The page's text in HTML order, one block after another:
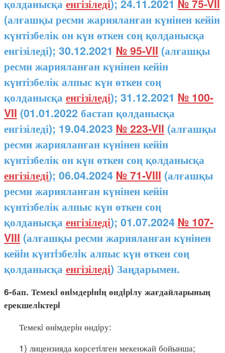
қолданысқа енгізіледі); 24.11.2021 № 75-VII
(алғашқы ресми жарияланған күнінен кейін
күнтізбелік он күн өткен соң қолданысқа
енгізіледі); 30.12.2021 № 95-VII (алғашқы
ресми жарияланған күнінен кейін
күнтізбелік алпыс күн өткен соң
қолданысқа енгізіледі); 31.12.2021 № 100-
VII (01.01.2022 бастап қолданысқа
енгізіледі); 19.04.2023 № 223-VII (алғашқы
ресми жарияланған күнінен кейін
күнтізбелік он күн өткен соң қолданысқа
енгізіледі); 06.04.2024 № 71-VIII (алғашқы
ресми жарияланған күнінен кейін
күнтізбелік алпыс күн өткен соң
қолданысқа енгізіледі); 01.07.2024 № 107-
VIII (алғашқы ресми жарияланған күнінен
кейiн күнтiзбелiк алпыс күн өткен соң
қолданысқа енгізіледі) Заңдарымен.
6-бап. Темекi өнiмдерiнiң өндiрiлу жағдайларының
ерекшелiктерi
Темекi өнiмдерiн өндiру:
1) лицензияда көрсетiлген мекенжай бойынша;